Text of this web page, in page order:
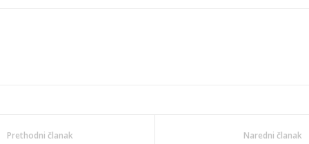
Prethodni članak Naredni članak